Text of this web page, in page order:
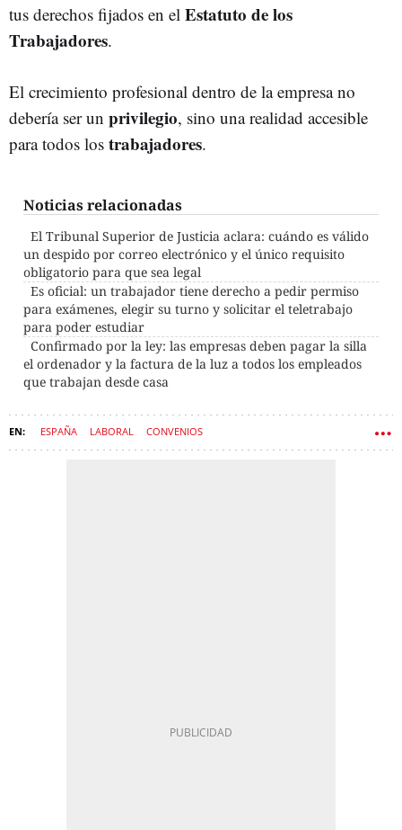
tus derechos fijados en el Estatuto de los
Trabajadores.
El crecimiento profesional dentro de la empresa no
debería ser un privilegio, sino una realidad accesible
para todos los trabajadores.
Noticias relacionadas
El Tribunal Superior de Justicia aclara: cuándo es válido
un despido por correo electrónico y el único requisito
obligatorio para que sea legal
Es oficial: un trabajador tiene derecho a pedir permiso
para exámenes, elegir su turno y solicitar el teletrabajo
para poder estudiar
Confirmado por la ley: las empresas deben pagar la silla
el ordenador y la factura de la luz a todos los empleados
que trabajan desde casa
ESPAÑA LABORAL CONVENIOS